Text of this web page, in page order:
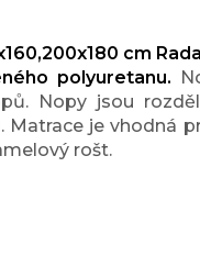
cm
polyuretanu.
Nopy jsou
je vhodná
rošt.